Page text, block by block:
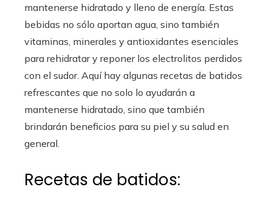
mantenerse hidratado y lleno de energía. Estas
bebidas no sólo aportan agua, sino también
vitaminas, minerales y antioxidantes esenciales
para rehidratar y reponer los electrolitos perdidos
con el sudor. Aquí hay algunas recetas de batidos
refrescantes que no solo lo ayudarán a
mantenerse hidratado, sino que también
brindarán beneficios para su piel y su salud en
general.
Recetas de batidos: